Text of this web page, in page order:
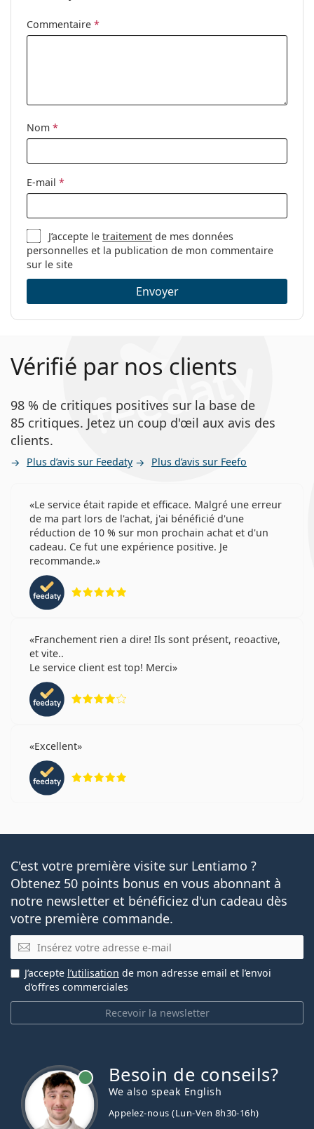
Commentaire *
Nom *
E-mail *
J’accepte letraitement de mes données
personnelles et la publication de mon commentaire
sur le site
Envoyer
Vérifié par nos clients
98 % de critiques positives sur la base de
85 critiques. Jetez un coup d'œil aux avis des
clients.
Plus d’avis sur Feedaty Plus d’avis sur Feefo
Le service était rapide et efficace. Malgré une erreur
de ma part lors de l'achat, j'ai bénéficié d'une
réduction de 10 % sur mon prochain achat et d'un
cadeau. Ce fut une expérience positive. Je
recommande.
Franchement rien a dire! Ils sont présent, reoactive,
et vite..
Le service client est top! Merci
Excellent
C'est votre première visite sur Lentiamo ?
Obtenez 50 points bonus en vous abonnant à
notre newsletter et bénéficiez d'un cadeau dès
votre première commande.
E-mail
Recevoir la newsletter
J’accepte l’utilisation de mon adresse email et l’envoi
d’offres commerciales
Besoin de conseils?
We also speak English
Appelez-nous (Lun-Ven 8h30-16h)